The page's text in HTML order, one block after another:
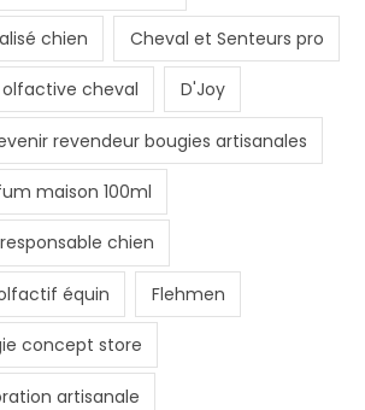
chien Cheval et Senteurs pro
cheval D'Joy
revendeur bougies artisanales
maison 100ml
chien
équin Flehmen
concept store
artisanale